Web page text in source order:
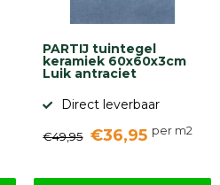
PARTIJ tuintegel
keramiek 60x60x3cm
Luik antraciet
Direct leverbaar
€49,95 €36,95 per m2